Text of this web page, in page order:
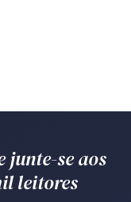
000
junte-se aos
leitores